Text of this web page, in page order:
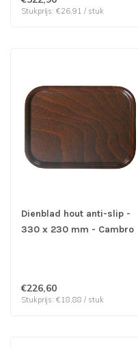
Stukprijs: €26,91 / stuk
Dienblad hout anti-slip -
330 x 230 mm - Cambro
€226,60
Stukprijs: €18,88 / stuk